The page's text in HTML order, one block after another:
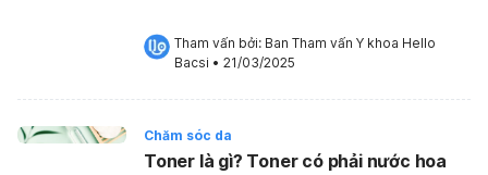
Tham vấn bởi: Ban Tham vấn Y khoa Hello
Bacsi • 21/03/2025
Chăm sóc da
Toner là gì? Toner có phải nước hoa